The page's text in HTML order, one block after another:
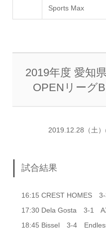
Sports Max
2019年度 愛知
OPENリーグ
2019.12.28（土
試合結果
16:15 CREST HOMES
17:30 Dela Gosta 3-1
18:45 Bissel 3-4